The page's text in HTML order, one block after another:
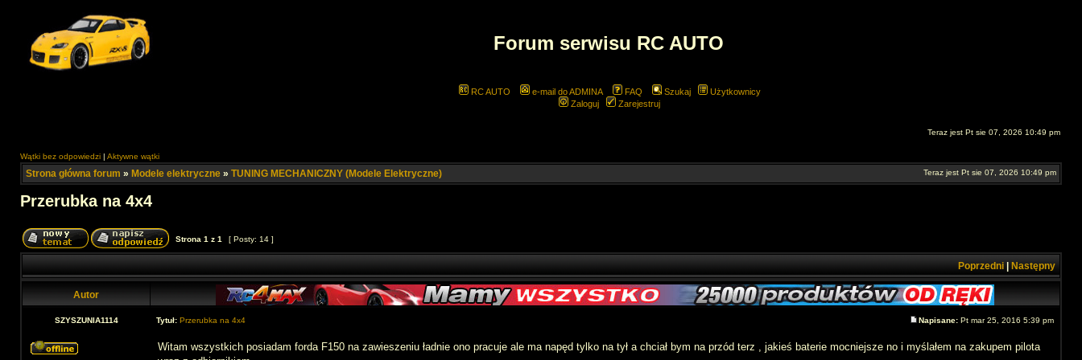
Forum serwisu RC AUTO
RC AUTO e-mail do ADMINA FAQ Szukaj
Użytkownicy
Zaloguj
Zarejestruj
Teraz jest Pt sie 07, 2026 10:49 pm
Wątki bez odpowiedzi | Aktywne wątki
Strona główna forum » Modele elektryczne » TUNING MECHANICZNY (Modele Elektryczne) Teraz jest Pt sie 07, 2026 10:49 pm
Przerubka na 4x4
Strona 1 z 1 [ Posty: 14 ]
Poprzedni Następny
Autor
SZYSZUNIA1114 Tytuł: Przerubka na 4x4 Napisane: Pt mar 25, 2016 5:39 pm
Witam wszystkich posiadam forda F150 na zawieszeniu ładnie ono pracuje ale ma napęd tylko na tył a chciał bym na przód terz , jakieś baterie mocniejsze no i myślałem na zakupem pilota